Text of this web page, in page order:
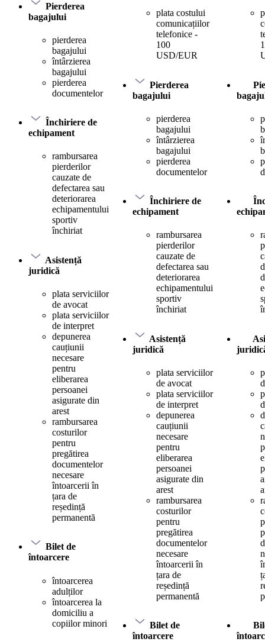
Pierderea
bagajului
pierderea
bagajului
întârzierea
bagajului
pierderea
documentelor
Închiriere de
echipament
rambursarea
pierderilor
cauzate de
defectarea sau
deteriorarea
echipamentului
sportiv
închiriat
Asistență
juridică
plata serviciilor
de avocat
plata serviciilor
de interpret
depunerea
cauțiunii
necesare
pentru
eliberarea
persoanei
asigurate din
arest
rambursarea
costurilor
pentru
pregătirea
documentelor
necesare
întoarcerii în
țara de
reședință
permanentă
Bilet de
întoarcere
întoarcerea
adulților
întoarcerea la
domiciliu a
copiilor minori
plata costului
comunicațiilor
telefonice -
100
USD/EUR
Pierderea
bagajului
pierderea
bagajului
întârzierea
bagajului
pierderea
documentelor
Închiriere de
echipament
rambursarea
pierderilor
cauzate de
defectarea sau
deteriorarea
echipamentului
sportiv
închiriat
Asistență
juridică
plata serviciilor
de avocat
plata serviciilor
de interpret
depunerea
cauțiunii
necesare
pentru
eliberarea
persoanei
asigurate din
arest
rambursarea
costurilor
pentru
pregătirea
documentelor
necesare
întoarcerii în
țara de
reședință
permanentă
Bilet de
întoarcere